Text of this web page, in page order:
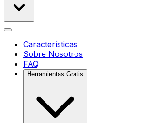
Características
Sobre Nosotros
FAQ
Herramientas Gratis